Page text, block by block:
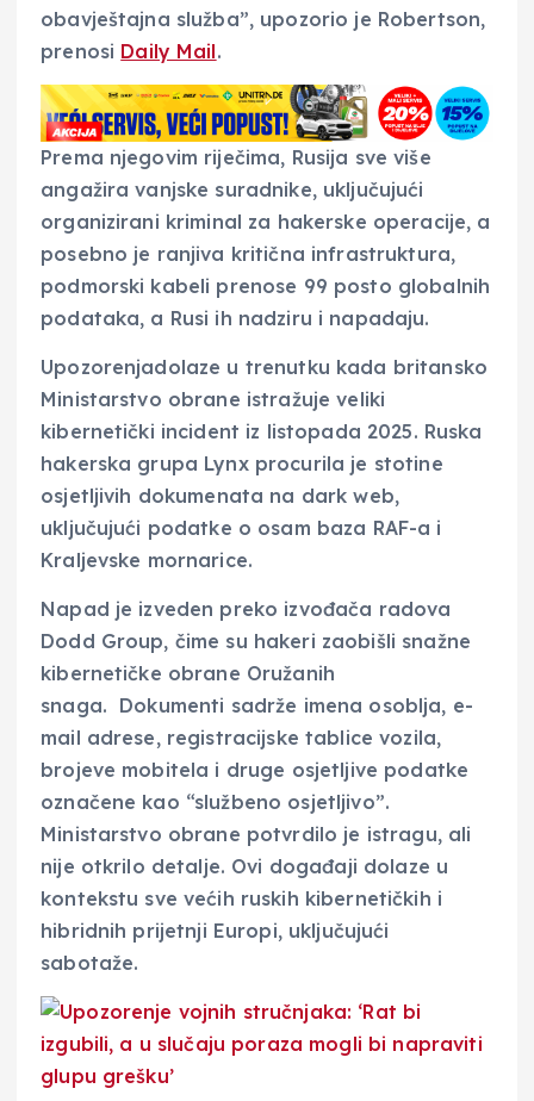
obavještajna služba”, upozorio je Robertson,
prenosi Daily Mail.
Prema njegovim riječima, Rusija sve više
angažira vanjske suradnike, uključujući
organizirani kriminal za hakerske operacije, a
posebno je ranjiva kritična infrastruktura,
podmorski kabeli prenose 99 posto globalnih
podataka, a Rusi ih nadziru i napadaju.
Upozorenjadolaze u trenutku kada britansko
Ministarstvo obrane istražuje veliki
kibernetički incident iz listopada 2025. Ruska
hakerska grupa Lynx procurila je stotine
osjetljivih dokumenata na dark web,
uključujući podatke o osam baza RAF-a i
Kraljevske mornarice.
Napad je izveden preko izvođača radova
Dodd Group, čime su hakeri zaobišli snažne
kibernetičke obrane Oružanih
snaga. Dokumenti sadrže imena osoblja, e-
mail adrese, registracijske tablice vozila,
brojeve mobitela i druge osjetljive podatke
označene kao “službeno osjetljivo”.
Ministarstvo obrane potvrdilo je istragu, ali
nije otkrilo detalje. Ovi događaji dolaze u
kontekstu sve većih ruskih kibernetičkih i
hibridnih prijetnji Europi, uključujući
sabotaže.